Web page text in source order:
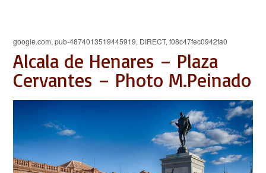
google.com, pub-4874013519445919, DIRECT, f08c47fec0942fa0
Alcala de Henares – Plaza
Cervantes – Photo M.Peinado